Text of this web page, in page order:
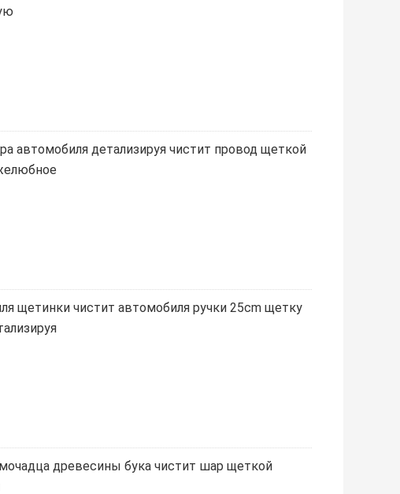
автомобиля детализируя чистит провод щеткой
щетинки чистит автомобиля ручки 25cm щетку
древесины бука чистит шар щеткой